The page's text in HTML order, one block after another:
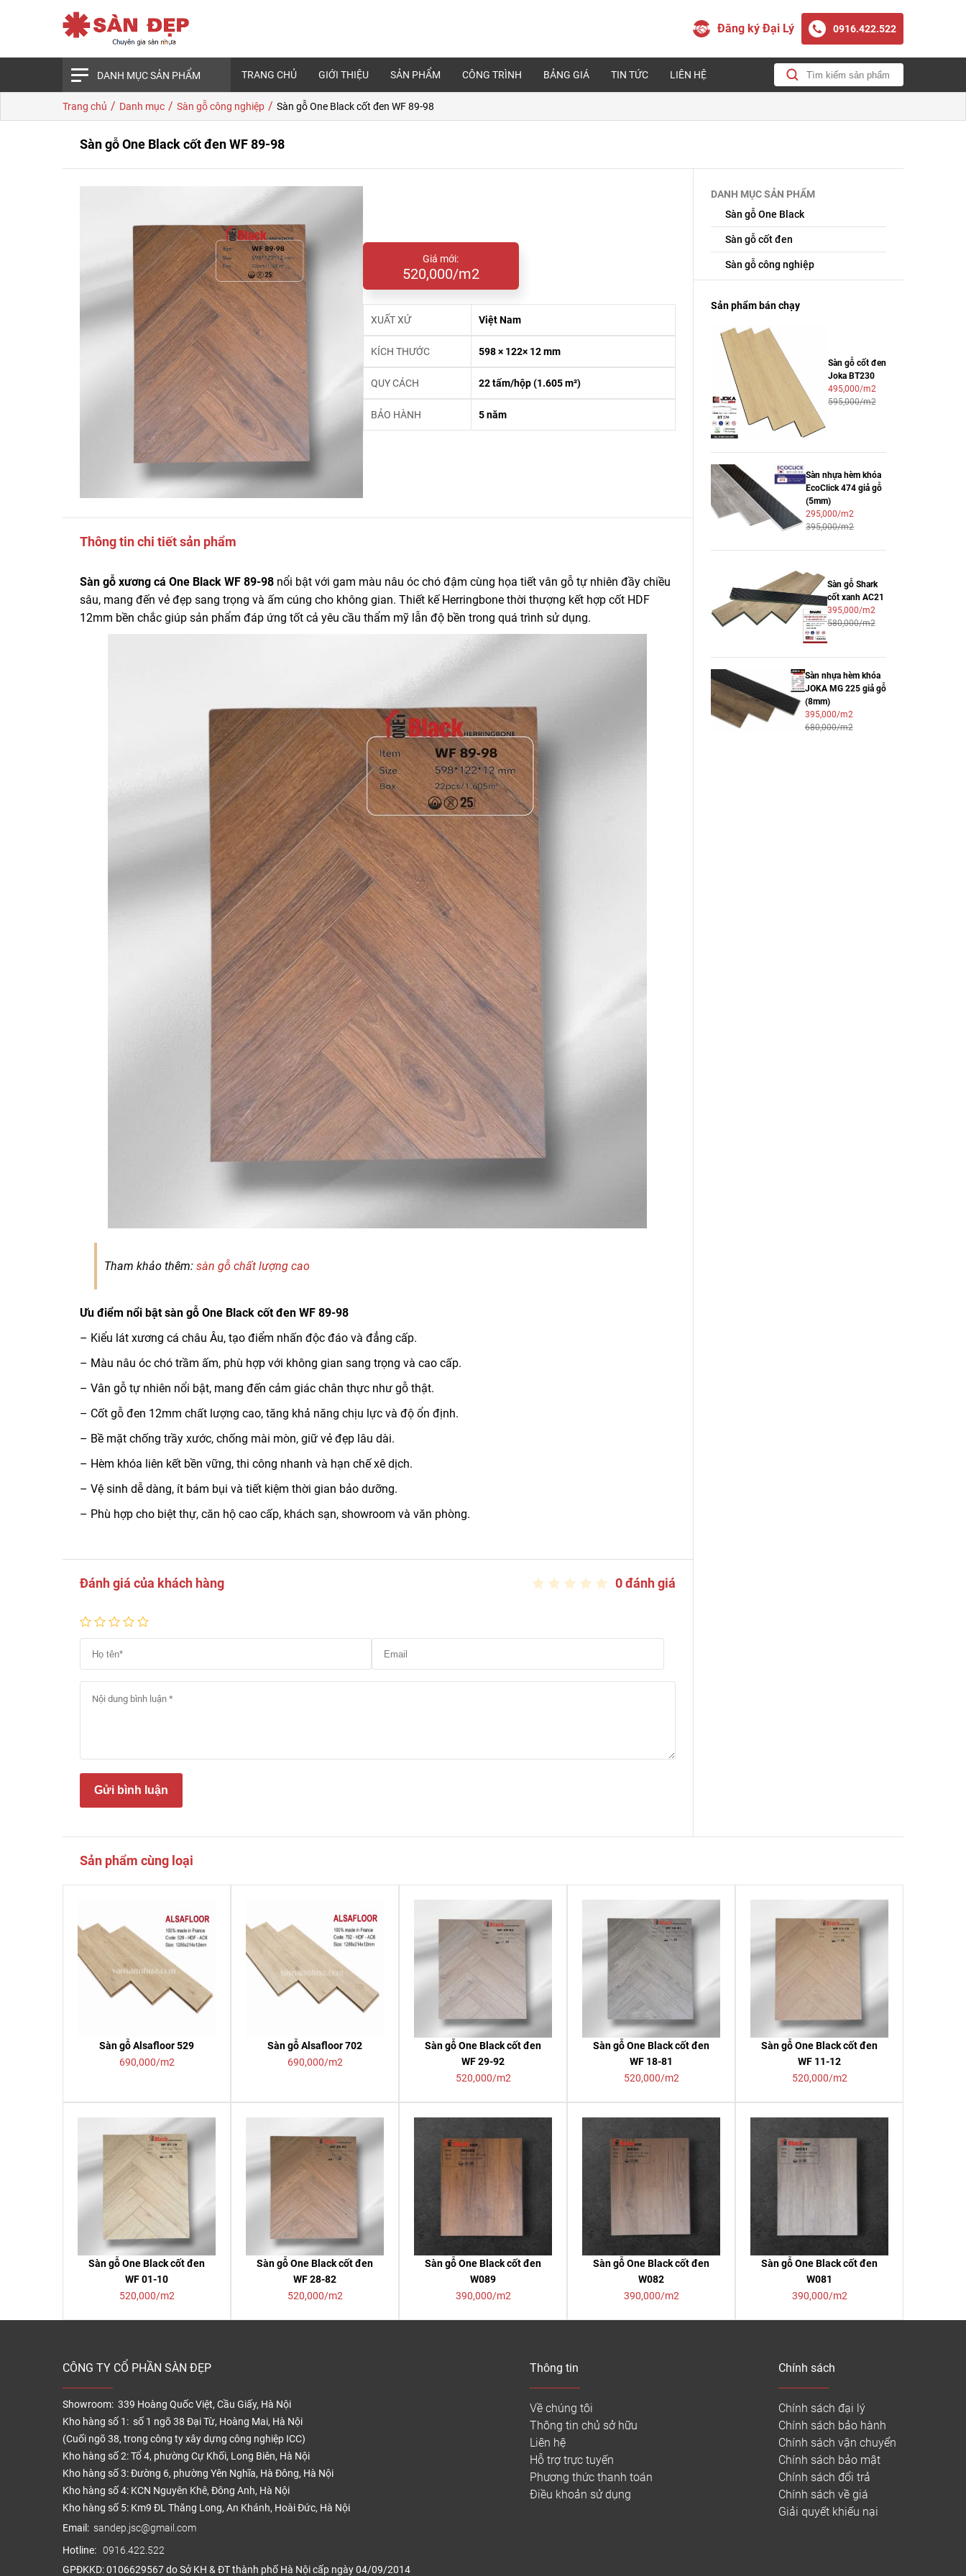
Đăng ký Đại Lý 0916.422.522
DANH MỤC SẢN PHẨM TRANG CHỦ GIỚI THIỆU SẢN PHẨM CÔNG TRÌNH BẢNG GIÁ TIN TỨC LIÊN HỆ
Trang chủ / Danh mục / Sàn gỗ công nghiệp / Sàn gỗ One Black cốt đen WF 89-98
Sàn gỗ One Black cốt đen WF 89-98
Giá mới:
520,000/m2
XUẤT XỨ Việt Nam
KÍCH THƯỚC 598 × 122× 12 mm
QUY CÁCH 22 tấm/hộp (1.605 m²)
BẢO HÀNH 5 năm
Thông tin chi tiết sản phẩm
Sàn gỗ xương cá One Black WF 89-98 nổi bật với gam màu nâu óc chó đậm cùng họa tiết vân gỗ tự nhiên đầy chiều
sâu, mang đến vẻ đẹp sang trọng và ấm cúng cho không gian. Thiết kế Herringbone thời thượng kết hợp cốt HDF
12mm bền chắc giúp sản phẩm đáp ứng tốt cả yêu cầu thẩm mỹ lẫn độ bền trong quá trình sử dụng.
Tham khảo thêm: sàn gỗ chất lượng cao
Ưu điểm nổi bật sàn gỗ One Black cốt đen WF 89-98
– Kiểu lát xương cá châu Âu, tạo điểm nhấn độc đáo và đẳng cấp.
– Màu nâu óc chó trầm ấm, phù hợp với không gian sang trọng và cao cấp.
– Vân gỗ tự nhiên nổi bật, mang đến cảm giác chân thực như gỗ thật.
– Cốt gỗ đen 12mm chất lượng cao, tăng khả năng chịu lực và độ ổn định.
– Bề mặt chống trầy xước, chống mài mòn, giữ vẻ đẹp lâu dài.
– Hèm khóa liên kết bền vững, thi công nhanh và hạn chế xê dịch.
– Vệ sinh dễ dàng, ít bám bụi và tiết kiệm thời gian bảo dưỡng.
– Phù hợp cho biệt thự, căn hộ cao cấp, khách sạn, showroom và văn phòng.
Đánh giá của khách hàng 0 đánh giá
Gửi bình luận
DANH MỤC SẢN PHẨM
Sàn gỗ One Black
Sàn gỗ cốt đen
Sàn gỗ công nghiệp
Sản phẩm bán chạy
Sàn gỗ cốt đen
Joka BT230
495,000/m2
595,000/m2
Sàn nhựa hèm khóa
EcoClick 474 giả gỗ
(5mm)
295,000/m2
395,000/m2
Sàn gỗ Shark
cốt xanh AC21
395,000/m2
580,000/m2
Sàn nhựa hèm khóa
JOKA MG 225 giả gỗ
(8mm)
395,000/m2
680,000/m2
Sản phẩm cùng loại
Sàn gỗ Alsafloor 529
690,000/m2
Sàn gỗ Alsafloor 702
690,000/m2
Sàn gỗ One Black cốt đen
WF 29-92
520,000/m2
Sàn gỗ One Black cốt đen
WF 18-81
520,000/m2
Sàn gỗ One Black cốt đen
WF 11-12
520,000/m2
Sàn gỗ One Black cốt đen
WF 01-10
520,000/m2
Sàn gỗ One Black cốt đen
WF 28-82
520,000/m2
Sàn gỗ One Black cốt đen
W089
390,000/m2
Sàn gỗ One Black cốt đen
W082
390,000/m2
Sàn gỗ One Black cốt đen
W081
390,000/m2
CÔNG TY CỔ PHẦN SÀN ĐẸP
Showroom: 339 Hoàng Quốc Việt, Cầu Giấy, Hà Nội
Kho hàng số 1: số 1 ngõ 38 Đại Từ, Hoàng Mai, Hà Nội
(Cuối ngõ 38, trong công ty xây dựng công nghiệp ICC)
Kho hàng số 2: Tổ 4, phường Cự Khối, Long Biên, Hà Nội
Kho hàng số 3: Đường 6, phường Yên Nghĩa, Hà Đông, Hà Nội
Kho hàng số 4: KCN Nguyên Khê, Đông Anh, Hà Nội
Kho hàng số 5: Km9 ĐL Thăng Long, An Khánh, Hoài Đức, Hà Nội
Email: sandep.jsc@gmail.com
Hotline: 0916.422.522
GPĐKKD: 0106629567 do Sở KH & ĐT thành phố Hà Nội cấp ngày 04/09/2014
Thông tin
Về chúng tôi
Thông tin chủ sở hữu
Liên hệ
Hỗ trợ trực tuyến
Phương thức thanh toán
Điều khoản sử dụng
Chính sách
Chính sách đại lý
Chính sách bảo hành
Chính sách vận chuyển
Chính sách bảo mật
Chính sách đổi trả
Chính sách về giá
Giải quyết khiếu nại